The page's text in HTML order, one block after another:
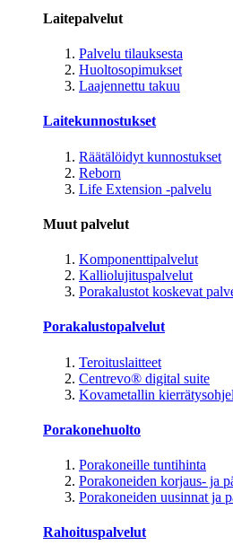
Laitepalvelut
Palvelu tilauksesta
Huoltosopimukset
Laajennettu takuu
Laitekunnostukset
Räätälöidyt kunnostukset
Reborn
Life Extension -palvelu
Muut palvelut
Komponenttipalvelut
Kalliolujituspalvelut
Porakalustot koskevat
Porakalustopalvelut
Teroituslaitteet
Centrevo® digital suite
Kovametallin
Porakonehuolto
Porakoneille tuntihinta
Porakoneiden korjaus- ja
Porakoneiden uusinnat ja
Rahoituspalvelut